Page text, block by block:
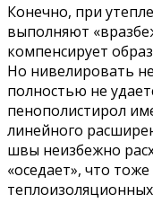
Конечно, при
выполняют
компенсирует
Но нивелировать
полностью не
пенополистирол
линейного
швы неизбежно
«оседает», что
теплоизоляционных